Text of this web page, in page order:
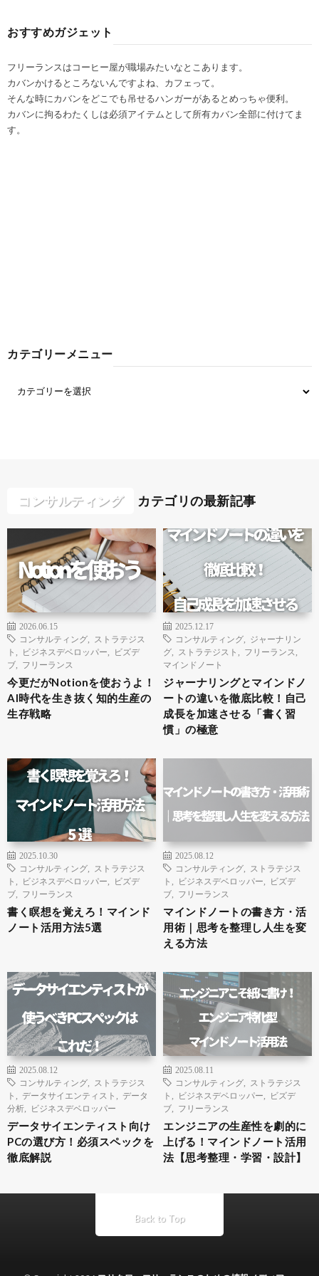
おすすめガジェット
フリーランスはコーヒー屋が職場みたいなとこあります。
カバンかけるところないんですよね、カフェって。
そんな時にカバンをどこでも吊せるハンガーがあるとめっちゃ便利。
カバンに拘るわたくしは必須アイテムとして所有カバン全部に付けてま
す。
カテゴリーメニュー
コンサルティング カテゴリの最新記事
2026.06.15
コンサルティング
ストラテジス
ト
ビジネスデベロッパー
ビズデ
ブ
フリーランス
今更だがNotionを使おうよ！
AI時代を生き抜く知的生産の
生存戦略
2025.12.17
コンサルティング
ジャーナリン
グ
ストラテジスト フリーランス
マインドノート
ジャーナリングとマインドノ
ートの違いを徹底比較！自己
成長を加速させる「書く習
慣」の極意
2025.10.30
コンサルティング
ストラテジス
ト
ビジネスデベロッパー
ビズデ
ブ
フリーランス
書く瞑想を覚えろ！マインド
ノート活用方法5選
2025.08.12
コンサルティング
ストラテジス
ト
ビジネスデベロッパー
ビズデ
ブ
フリーランス
マインドノートの書き方・活
用術｜思考を整理し人生を変
える方法
2025.08.12
コンサルティング
ストラテジス
ト
データサイエンティスト
データ
分析
ビジネスデベロッパー
データサイエンティスト向け
PCの選び方！必須スペックを
徹底解説
2025.08.11
コンサルティング
ストラテジス
ト
ビジネスデベロッパー
ビズデ
ブ
フリーランス
エンジニアの生産性を劇的に
上げる！マインドノート活用
法【思考整理・学習・設計】
Back to Top